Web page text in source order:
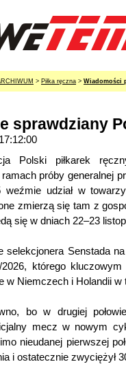
> Piłka ręczna > Wiadomości
sprawdziany
Polski piłkarek
próby generalnej
weźmie udział w
zmierzą się tam z
się w dniach 22–23
selekcjonera Senstada
2026, którego
w Niemczech i Holandii w
bo w drugiej
mecz w nowym
nieudanej pierwszej
i ostatecznie zwyciężył